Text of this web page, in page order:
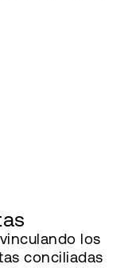
los
conciliadas